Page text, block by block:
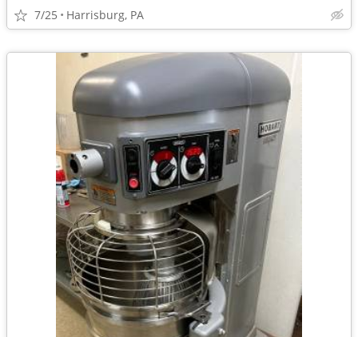
7/25 Harrisburg, PA